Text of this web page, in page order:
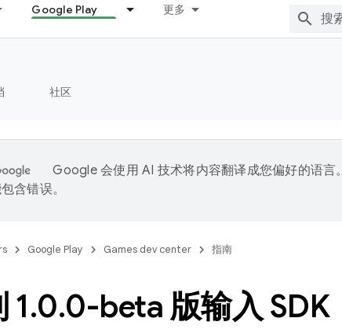
Google Play 更多
社区
Google 会使用 AI 技术将内容翻译成您偏好的语言。
含错误。
Google Play Games dev center 指南
1.0.0-beta 版输入 SDK